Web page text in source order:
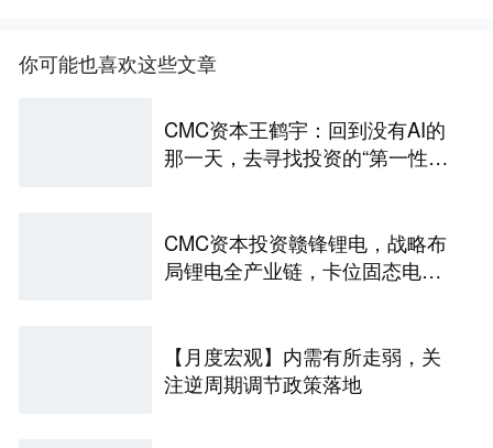
你可能也喜欢这些文章
CMC资本王鹤宇：回到没有AI的
那一天，去寻找投资的“第一性原
CMC资本投资赣锋锂电，战略布
局锂电全产业链，卡位固态电池
【月度宏观】内需有所走弱，关
注逆周期调节政策落地